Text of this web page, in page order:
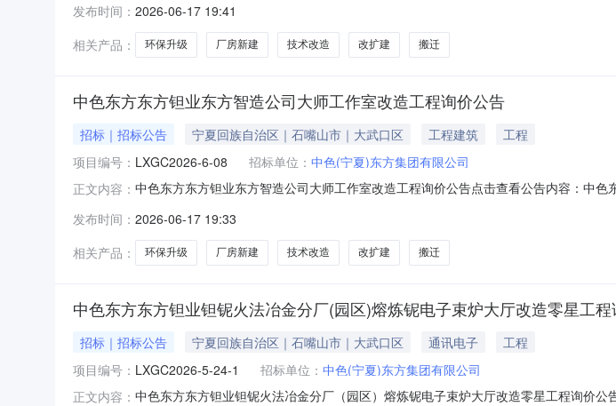
发布时间： 2026-06-17 19:41
相关产品：
环保升级 厂房新建 技术改造 改扩建 搬迁
中色东方东方钽业东方智造公司大师工作室改造工程询价公告
招标｜招标公告 宁夏回族自治区｜石嘴山市｜大武口区 工程建筑
工程
项目编号： LXGC2026-6-08 招标单位： 中色(宁夏)东方集团有限公司
正文内容： 中色东方东方钽业东方智造公司大师工作室改造工程询价公告点击查看公告内容：中
发布时间： 2026-06-17 19:33
相关产品：
环保升级 厂房新建 技术改造 改扩建 搬迁
中色东方东方钽业钽铌火法冶金分厂(园区)熔炼铌电子束炉大厅改造零星工
招标｜招标公告 宁夏回族自治区｜石嘴山市｜大武口区 通讯电子
工程
项目编号： LXGC2026-5-24-1 招标单位： 中色(宁夏)东方集团有限公司
正文内容： 中色东方东方钽业钽铌火法冶金分厂（园区）熔炼铌电子束炉大厅改造零星工程询价